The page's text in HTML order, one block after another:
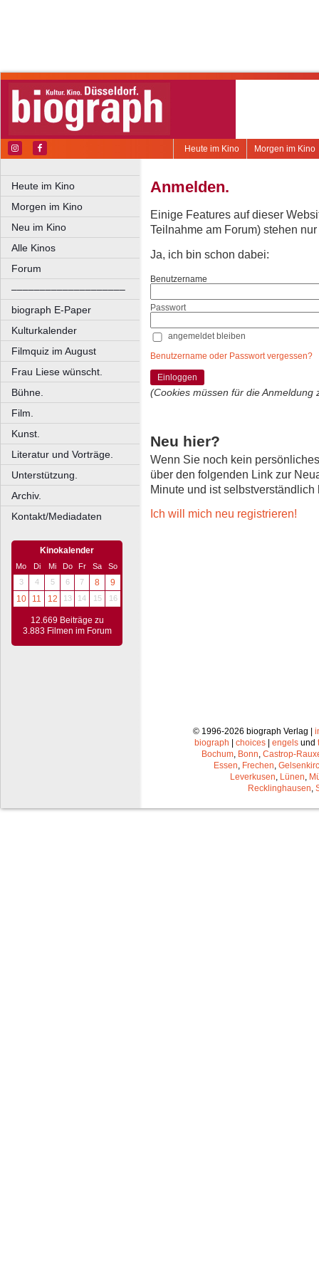
Morgen im Kino
Heute im Kino
Heute im Kino
Morgen im Kino
Neu im Kino
Alle Kinos
Forum
––––––––––––––––––––
biograph E-Paper
Kulturkalender
Filmquiz im August
Frau Liese wünscht.
Bühne.
Film.
Kunst.
Literatur und Vorträge.
Unterstützung.
Archiv.
Kontakt/Mediadaten
Kinokalender
Mo Di Mi Do Fr Sa
So
3
4 5 6 7 8
9
10
11 12 13 14 15 16
12.669 Beiträge zu
3.883 Filmen im Forum
Anmelden.
Einige Features auf dieser
Teilnahme am Forum) stehen
Ja, ich bin schon dabei:
Benutzername
Passwort
angemeldet bleiben
Benutzername oder Passwort vergessen?
Einloggen
(Cookies müssen für die Anmeldung
Neu hier?
Wenn Sie noch kein
über den folgenden Link zur
Minute und ist selbstverständlich
Ich will mich neu registrieren!
© 1996-2026 biograph Verlag |
biograph
choices engels und
Bochum, Bonn, Castrop-
Essen, Frechen,
Leverkusen, Lünen,
Recklinghausen,